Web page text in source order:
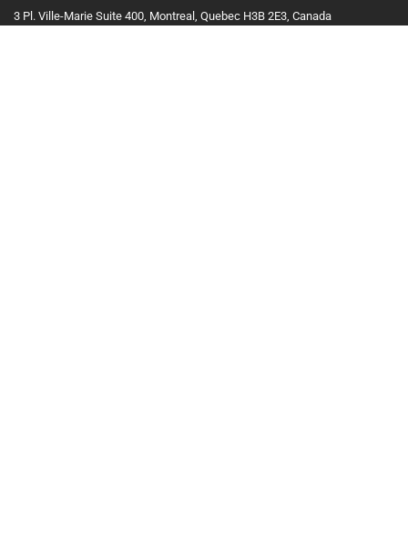
3 Pl. Ville-Marie Suite 400, Montreal, Quebec H3B 2E3, Canada